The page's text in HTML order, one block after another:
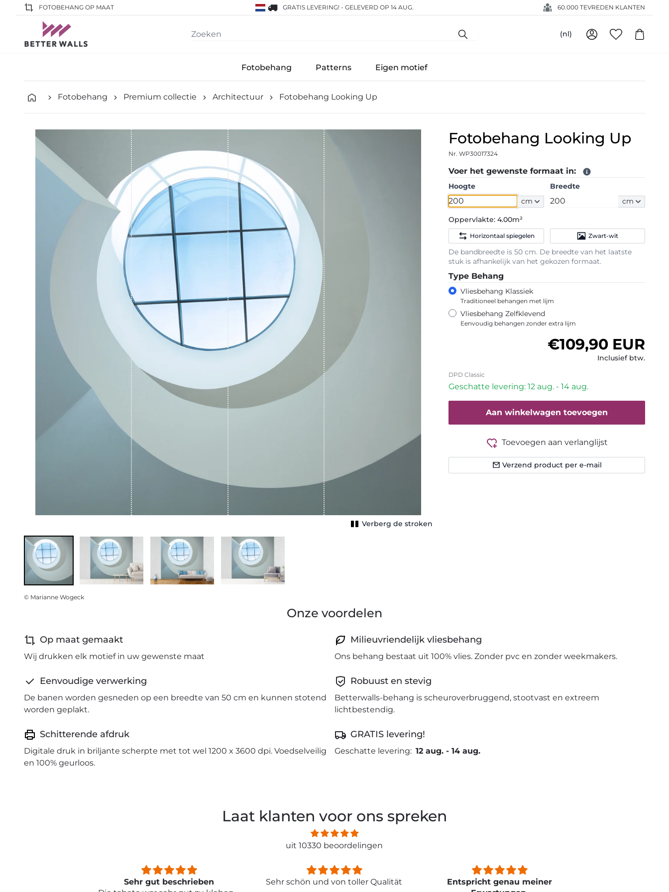
FOTOBEHANG OP MAAT GRATIS LEVERING! - GELEVERD OP 14 AUG. 60.000 TEVREDEN KLANTEN
(nl)
Fotobehang Patterns Eigen motief
Fotobehang Premium collectie Architectuur Fotobehang Looking Up
Verberg de stroken
Fotobehang Looking Up
Nr. WP30017324
Voer het gewenste formaat in:
Hoogte
cm
Breedte
cm
Oppervlakte:4.00m²
Horizontaal spiegelen Zwart-wit
De bandbreedte is 50 cm. De breedte van het laatste
stuk is afhankelijk van het gekozen formaat.
Type Behang
Vliesbehang Klassiek
Traditioneel behangen met lijm
Vliesbehang Zelfklevend
Eenvoudig behangen zonder extra lijm
Normale prijs
€109,90 EUR
Inclusief btw.
DPD Classic
Geschatte levering: 12 aug. - 14 aug.
Aan winkelwagen toevoegen
Toevoegen aan verlanglijst
Verzend product per e-mail
© Marianne Wogeck
Onze voordelen
Op maat gemaakt
Wij drukken elk motief in uw gewenste maat
Milieuvriendelijk vliesbehang
Ons behang bestaat uit 100% vlies. Zonder pvc en zonder weekmakers.
Eenvoudige verwerking
De banen worden gesneden op een breedte van 50 cm en kunnen stotend
worden geplakt.
Robuust en stevig
Betterwalls-behang is scheuroverbruggend, stootvast en extreem
lichtbestendig.
Schitterende afdruk
Digitale druk in briljante scherpte met tot wel 1200 x 3600 dpi. Voedselveilig
en 100% geurloos.
GRATIS levering!
Geschatte levering: 12 aug. - 14 aug.
Laat klanten voor ons spreken
uit 10330 beoordelingen
Sehr schön und von toller Qualität
Entspricht genau meiner
Nice quality easy to apply!